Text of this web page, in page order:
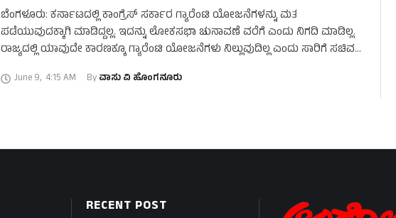
ಬೆಂಗಳೂರು: ಕರ್ನಾಟದಲ್ಲಿ ಕಾಂಗ್ರೆಸ್‌ ಸರ್ಕಾರ ಗ್ಯಾರೆಂಟಿ ಯೋಜನೆಗಳನ್ನು ಮತ
ಪಡೆಯುವುದಕ್ಕಾಗಿ ಮಾಡಿದ್ದಲ್ಲ. ಇದನ್ನು ಲೋಕಸಭಾ ಚುನಾವಣೆ ವರೆಗೆ ಎಂದು ನಿಗದಿ ಮಾಡಿಲ್ಲ.
ರಾಜ್ಯದಲ್ಲಿ ಯಾವುದೇ ಕಾರಣಕ್ಕೂ ಗ್ಯಾರೆಂಟಿ ಯೋಜನೆಗಳು ನಿಲ್ಲುವುದಿಲ್ಲ ಎಂದು ಸಾರಿಗೆ ಸಚಿವ
June 9, 4:15 AM By ವಾಸು ವಿ ಹೊಂಗನೂರು
RECENT POST